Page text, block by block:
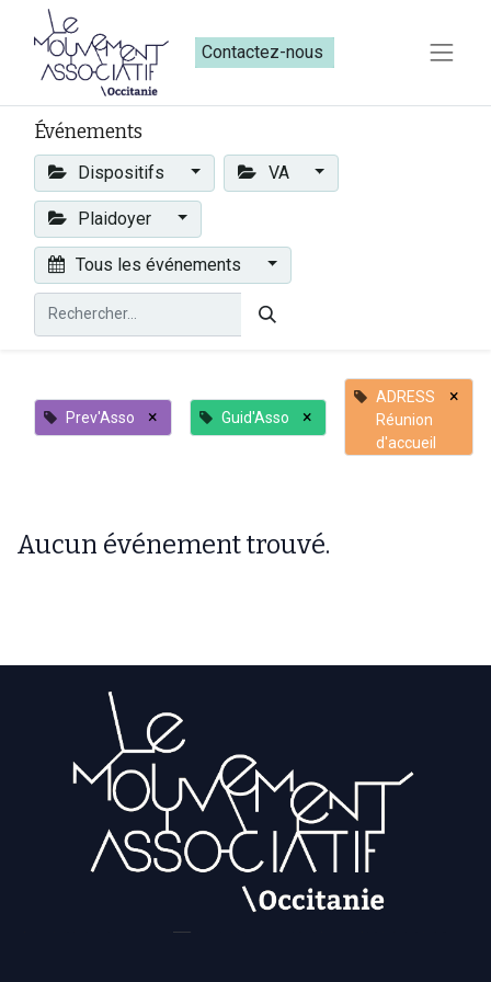
Contactez-nous​​
Événements
Dispositifs VA
Plaidoyer
Tous les événements
Prev'Asso × Guid'Asso ×
ADRESS
Réunion
d'accueil
×
Aucun événement trouvé.